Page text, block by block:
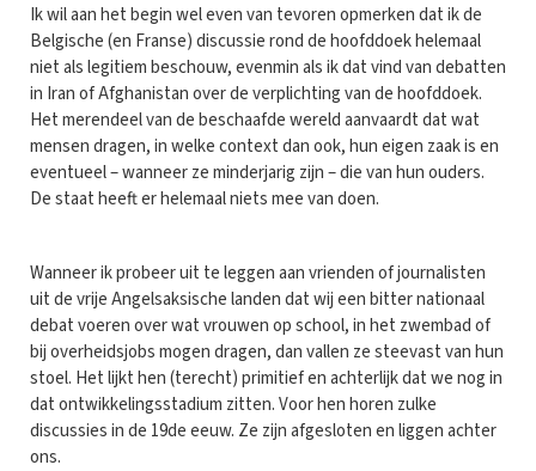
Ik wil aan het begin wel even van tevoren opmerken dat ik de
Belgische (en Franse) discussie rond de hoofddoek helemaal
niet als legitiem beschouw, evenmin als ik dat vind van debatten
in Iran of Afghanistan over de verplichting van de hoofddoek.
Het merendeel van de beschaafde wereld aanvaardt dat wat
mensen dragen, in welke context dan ook, hun eigen zaak is en
eventueel – wanneer ze minderjarig zijn – die van hun ouders.
De staat heeft er helemaal niets mee van doen.
Wanneer ik probeer uit te leggen aan vrienden of journalisten
uit de vrije Angelsaksische landen dat wij een bitter nationaal
debat voeren over wat vrouwen op school, in het zwembad of
bij overheidsjobs mogen dragen, dan vallen ze steevast van hun
stoel. Het lijkt hen (terecht) primitief en achterlijk dat we nog in
dat ontwikkelingsstadium zitten. Voor hen horen zulke
discussies in de 19de eeuw. Ze zijn afgesloten en liggen achter
ons.